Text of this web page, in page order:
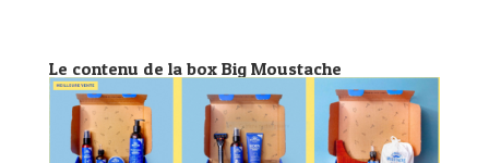
Le contenu de la box Big Moustache